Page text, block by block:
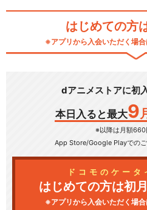
はじめての方
※アプリから入会いただく場
dアニメストアに初
本日入ると最大9
※以降は月額660
App Store/Google Playでの
ドコモのケー
はじめての方は初
※アプリから入会いただく場